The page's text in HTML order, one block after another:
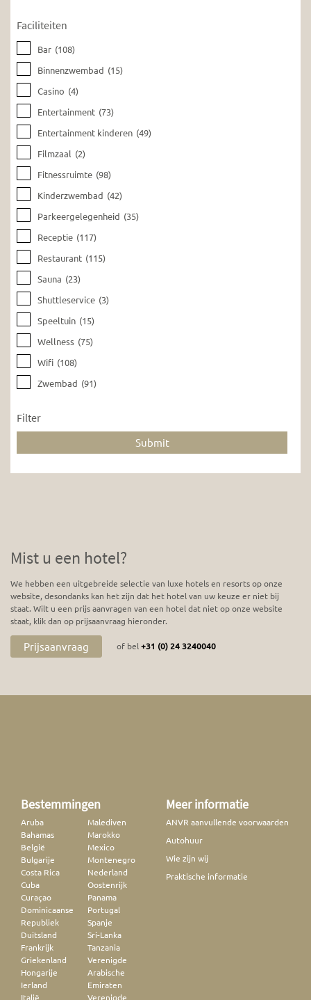
Faciliteiten
Bar (108)
Binnenzwembad (15)
Casino (4)
Entertainment (73)
Entertainment kinderen (49)
Filmzaal (2)
Fitnessruimte (98)
Kinderzwembad (42)
Parkeergelegenheid (35)
Receptie (117)
Restaurant (115)
Sauna (23)
Shuttleservice (3)
Speeltuin (15)
Wellness (75)
Wifi (108)
Zwembad (91)
Filter
Mist u een hotel?
We hebben een uitgebreide selectie van luxe hotels en resorts op onze
website, desondanks kan het zijn dat het hotel van uw keuze er niet bij
staat. Wilt u een prijs aanvragen van een hotel dat niet op onze website
staat, klik dan op prijsaanvraag hieronder.
Prijsaanvraag of bel+31 (0) 24 3240040
Bestemmingen
Aruba
Bahamas
België
Bulgarije
Costa Rica
Cuba
Curaçao
Dominicaanse
Republiek
Duitsland
Frankrijk
Griekenland
Hongarije
Ierland
Italië
Malediven
Marokko
Mexico
Montenegro
Nederland
Oostenrijk
Panama
Portugal
Spanje
Sri-Lanka
Tanzania
Verenigde
Arabische
Emiraten
Verenigde
Meer informatie
ANVR aanvullende voorwaarden
Autohuur
Wie zijn wij
Praktische informatie